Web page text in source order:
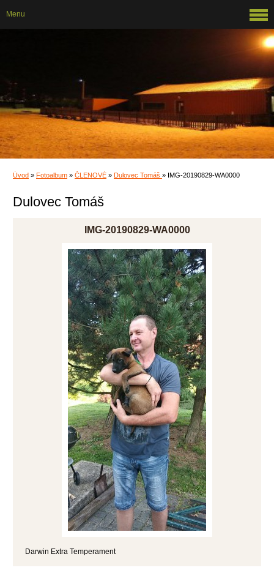
Úvod » Fotoalbum » ČLENOVÉ » Dulovec Tomáš » IMG-20190829-WA0000
Dulovec Tomáš
IMG-20190829-WA0000
Darwin Extra Temperament
Menu